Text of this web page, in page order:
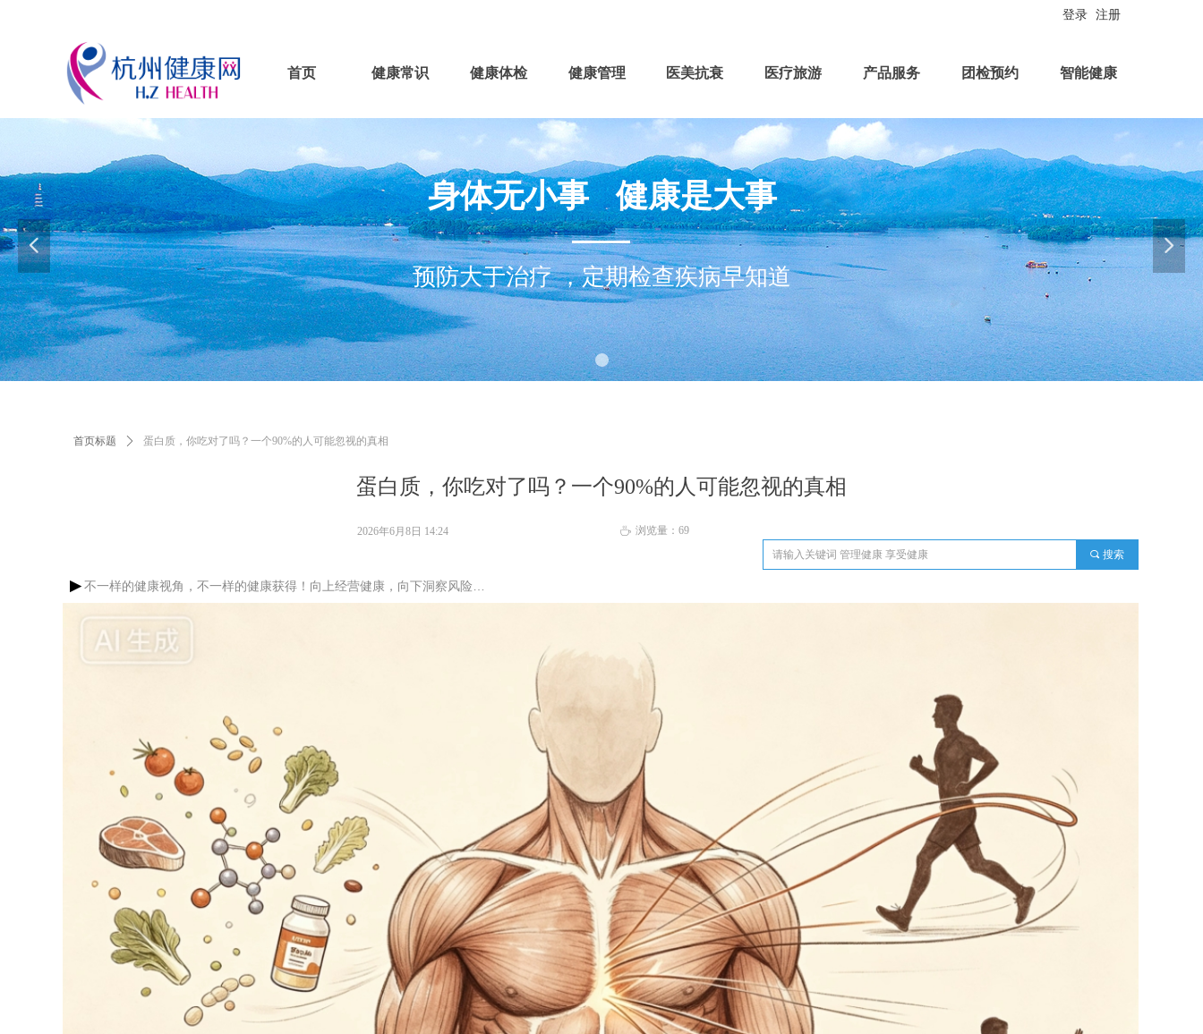
登录 注册
首页 健康常识 健康体检 健康管理 医美抗衰 医疗旅游 产品服务 团检预约 智能健康
预防大于治疗 ，定期检查疾病早知道
身体无小事 健康是大事
넳 넲
蛋白质，你吃对了吗？一个90%的人可能忽视的真相
首页标题 ꄲ 蛋白质，你吃对了吗？一个90%的人可能忽视的真相
2026年6月8日 14:24 ꄘ 浏览量： 69
끠 搜索
▶ 不一样的健康视角，不一样的健康获得！向上经营健康，向下洞察风险…